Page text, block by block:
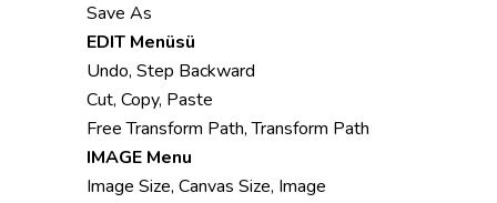
Save As
EDIT Menüsü
Undo, Step Backward
Cut, Copy, Paste
Free Transform Path, Transform Path
IMAGE Menu
Image Size, Canvas Size, Image